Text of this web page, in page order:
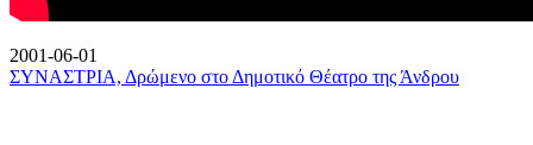
2001-06-01
ΣΥΝΑΣΤΡΙΑ, Δρώμενο στο Δημοτικό Θέατρο της Άνδρου